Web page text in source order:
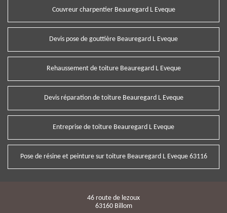
Couvreur charpentier Beauregard L Eveque
Devis pose de gouttière Beauregard L Eveque
Rehaussement de toiture Beauregard L Eveque
Devis réparation de toiture Beauregard L Eveque
Entreprise de toiture Beauregard L Eveque
Pose de résine et peinture sur toiture Beauregard L Eveque 63116
46 route de lezoux
63160 Billom